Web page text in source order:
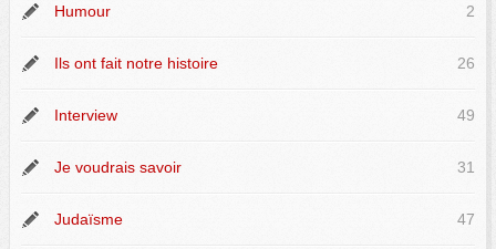
Humour 2
Ils ont fait notre histoire 26
Interview 49
Je voudrais savoir 31
Judaïsme 47